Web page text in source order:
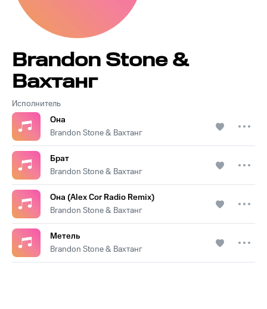
Исполнитель
Brandon Stone &
Вахтанг
Она
Brandon Stone & Вахтанг
Брат
Brandon Stone & Вахтанг
Она (Alex Cor Radio Remix)
Brandon Stone & Вахтанг
Метель
Brandon Stone & Вахтанг